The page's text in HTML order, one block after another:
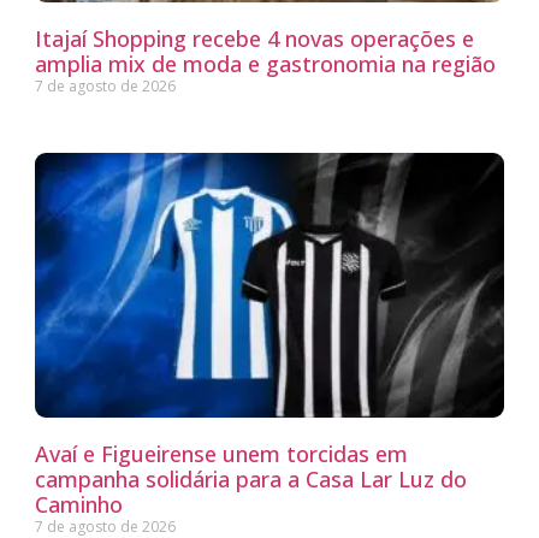
Itajaí Shopping recebe 4 novas operações e
amplia mix de moda e gastronomia na região
7 de agosto de 2026
Avaí e Figueirense unem torcidas em
campanha solidária para a Casa Lar Luz do
Caminho
7 de agosto de 2026